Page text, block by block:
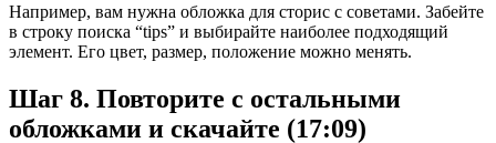
Например, вам нужна обложка для сторис с советами. Забейте
в строку поиска “tips” и выбирайте наиболее подходящий
элемент. Его цвет, размер, положение можно менять.
Шаг 8. Повторите с остальными
обложками и скачайте (17:09)